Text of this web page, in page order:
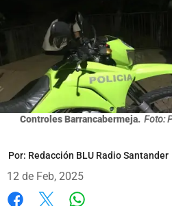
Controles Barrancabermeja. Foto:
Por: Redacción BLU Radio Santander
12 de Feb, 2025